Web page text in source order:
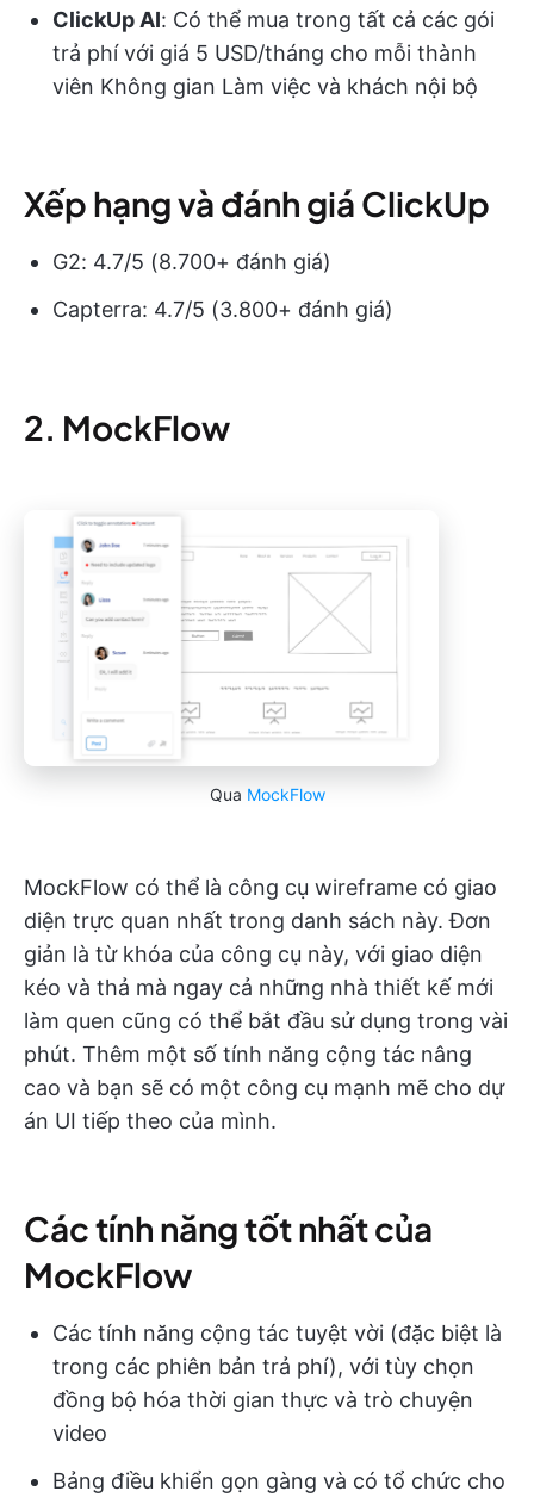
ClickUp AI: Có thể mua trong tất cả các gói
trả phí với giá 5 USD/tháng cho mỗi thành
viên Không gian Làm việc và khách nội bộ
Xếp hạng và đánh giá ClickUp
G2: 4.7/5 (8.700+ đánh giá)
Capterra: 4.7/5 (3.800+ đánh giá)
2. MockFlow
Qua MockFlow
MockFlow có thể là công cụ wireframe có giao
diện trực quan nhất trong danh sách này. Đơn
giản là từ khóa của công cụ này, với giao diện
kéo và thả mà ngay cả những nhà thiết kế mới
làm quen cũng có thể bắt đầu sử dụng trong vài
phút. Thêm một số tính năng cộng tác nâng
cao và bạn sẽ có một công cụ mạnh mẽ cho dự
án UI tiếp theo của mình.
Các tính năng tốt nhất của
MockFlow
Các tính năng cộng tác tuyệt vời (đặc biệt là
trong các phiên bản trả phí), với tùy chọn
đồng bộ hóa thời gian thực và trò chuyện
video
Bảng điều khiển gọn gàng và có tổ chức cho